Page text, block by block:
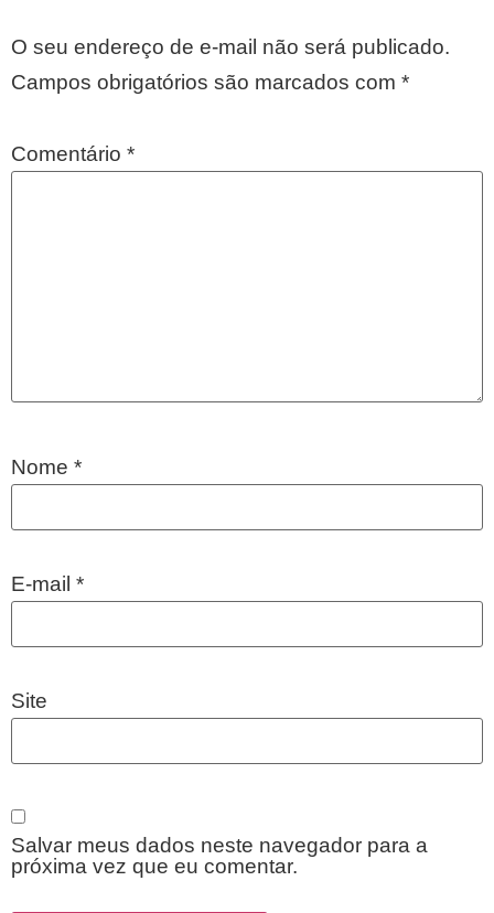
O seu endereço de e-mail não será publicado.
Campos obrigatórios são marcados com *
Comentário *
Nome *
E-mail *
Site
Salvar meus dados neste navegador para a
próxima vez que eu comentar.